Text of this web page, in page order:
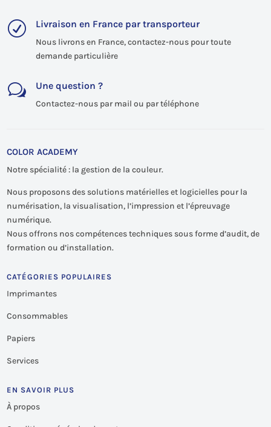
R Livraison en France par transporteur
Nous livrons en France, contactez-nous pour toute
demande particulière
w Une question ?
Contactez-nous par mail ou par téléphone
COLOR ACADEMY
Notre spécialité : la gestion de la couleur.
Nous proposons des solutions matérielles et logicielles pour la
numérisation, la visualisation, l’impression et l’épreuvage
numérique.
Nous offrons nos compétences techniques sous forme d’audit, de
formation ou d’installation.
CATÉGORIES POPULAIRES
Imprimantes
Consommables
Papiers
Services
EN SAVOIR PLUS
À propos